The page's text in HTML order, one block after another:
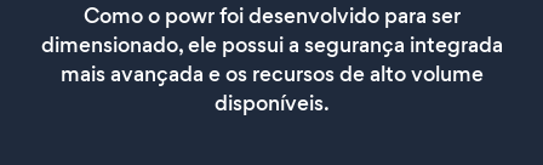
Como o powr foi desenvolvido para ser
dimensionado, ele possui a segurança integrada
mais avançada e os recursos de alto volume
disponíveis.